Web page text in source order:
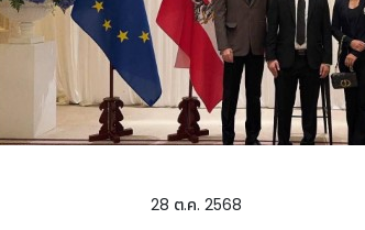
28 ต.ค. 2568